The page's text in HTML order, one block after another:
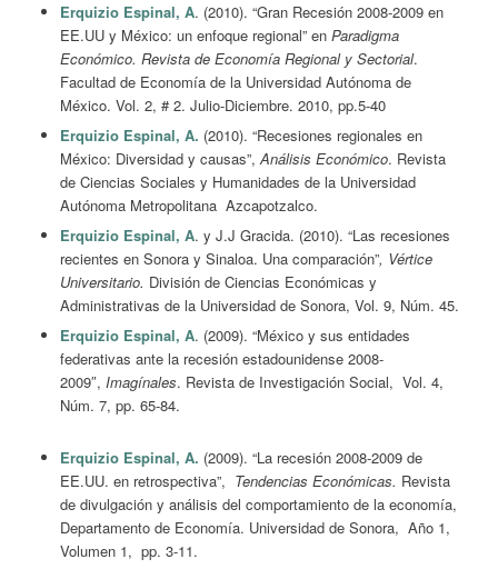
Erquizio Espinal, A. (2010). “Gran Recesión 2008-2009 en
EE.UU y México: un enfoque regional” en Paradigma
Económico. Revista de Economía Regional y Sectorial.
Facultad de Economía de la Universidad Autónoma de
México. Vol. 2, # 2. Julio-Diciembre. 2010, pp.5-40
Erquizio Espinal, A. (2010). “Recesiones regionales en
México: Diversidad y causas”,Análisis Económico. Revista
de Ciencias Sociales y Humanidades de la Universidad
Autónoma Metropolitana Azcapotzalco.
Erquizio Espinal, A. y J.J Gracida. (2010). “Las recesiones
recientes en Sonora y Sinaloa. Una comparación”, Vértice
Universitario. División de Ciencias Económicas y
Administrativas de la Universidad de Sonora, Vol. 9, Núm. 45.
Erquizio Espinal, A. (2009). “México y sus entidades
federativas ante la recesión estadounidense 2008-
2009″, Imagínales. Revista de Investigación Social, Vol. 4,
Núm. 7, pp. 65-84.
Erquizio Espinal, A. (2009). “La recesión 2008-2009 de
EE.UU. en retrospectiva”, Tendencias Económicas. Revista
de divulgación y análisis del comportamiento de la economía,
Departamento de Economía. Universidad de Sonora, Año 1,
Volumen 1, pp. 3-11.